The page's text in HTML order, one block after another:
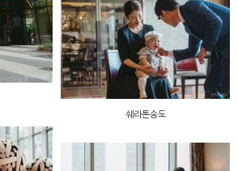
쉐라톤송도